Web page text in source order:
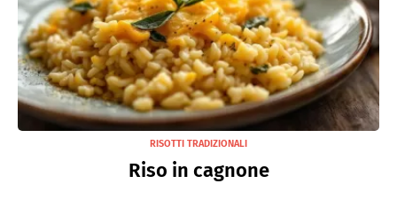
RISOTTI TRADIZIONALI
Riso in cagnone